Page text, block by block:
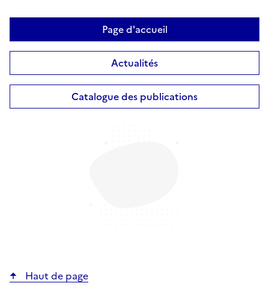
Page d'accueil
Actualités
Catalogue des publications
Haut de page